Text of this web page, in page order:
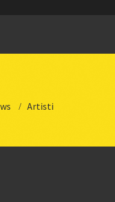
Artisti